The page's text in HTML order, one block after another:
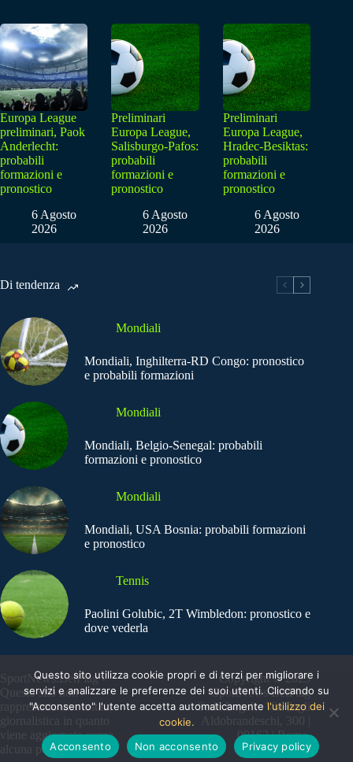
Europa League
preliminari, Paok
Anderlecht:
probabili
formazioni e
pronostico
6 Agosto
2026
Preliminari
Europa League,
Salisburgo-Pafos:
probabili
formazioni e
pronostico
6 Agosto
2026
Preliminari
Europa League,
Hradec-Besiktas:
probabili
formazioni e
pronostico
6 Agosto
2026
Di tendenza
Mondiali
Mondiali, Inghilterra-RD Congo: pronostico
e probabili formazioni
Mondiali
Mondiali, Belgio-Senegal: probabili
formazioni e pronostico
Mondiali
Mondiali, USA Bosnia: probabili formazioni
e pronostico
Tennis
Paolini Golubic, 2T Wimbledon: pronostico e
dove vederla
SportNews.BetFlag -
Questo sito non
rappresenta una testata
giornalistica in quanto
viene aggiornato senza
alcuna periodicità
Copyright © 2025
SportNews BetFlag
Sede Legale: Via degli
Aldobrandeschi, 300 |
00163 | Roma
Questo sito utilizza cookie propri e di terzi per migliorare i
servizi e analizzare le preferenze dei suoi utenti. Cliccando su
"Acconsento" l'utente accetta automaticamente l'utilizzo dei
cookie.
Acconsento
Non acconsento Privacy policy